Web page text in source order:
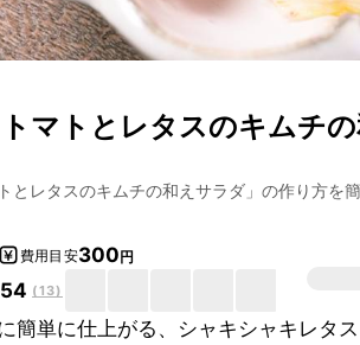
マトとレタスのキムチ
とレタスのキムチの和えサラダ 」の作り方を
費用目安300円
(13)
簡単に仕上がる、シャキシャキレタ